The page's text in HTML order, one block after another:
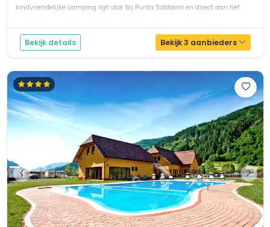
kindvriendelijke camping ligt vlak bij Punta Sabbioni en direct aan het
Bekijk details Bekijk 3 aanbieders